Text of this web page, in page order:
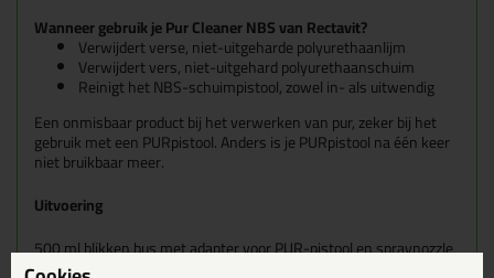
Wanneer gebruik je Pur Cleaner NBS van Rectavit?
Verwijdert verse, niet-uitgeharde polyurethaanlijm
Verwijdert vers, niet-uitgehard polyurethaanschuim
Reinigt het NBS-schuimpistool, zowel in- als uitwendig
Een onmisbaar product bij het verwerken van pur, zeker bij het
gebruik met een PURpistool. Anders is je PURpistool na één keer
niet bruikbaar meer.
Uitvoering
500 ml blikken bus met adapter voor PUR-pistool en spraynozzle
(12 stuks/doos)